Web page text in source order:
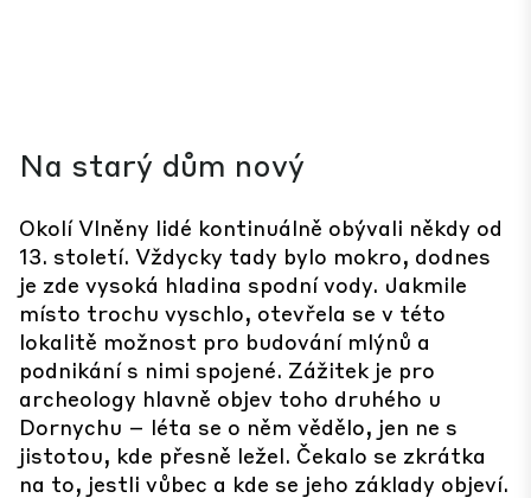
Na starý dům nový
Okolí Vlněny lidé kontinuálně obývali někdy od
13. století. Vždycky tady bylo mokro, dodnes
je zde vysoká hladina spodní vody. Jakmile
místo trochu vyschlo, otevřela se v této
lokalitě možnost pro budování mlýnů a
podnikání s nimi spojené. Zážitek je pro
archeology hlavně objev toho druhého u
Dornychu – léta se o něm vědělo, jen ne s
jistotou, kde přesně ležel. Čekalo se zkrátka
na to, jestli vůbec a kde se jeho základy objeví.